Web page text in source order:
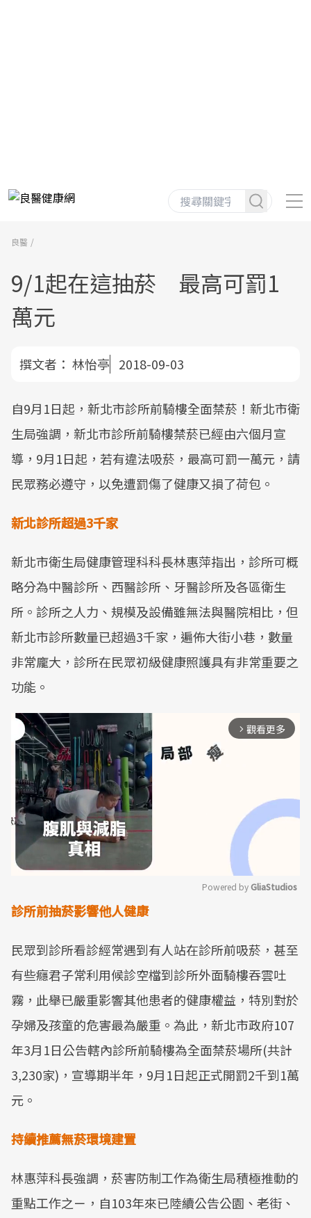
良醫
9/1起在這抽菸 最高可罰1
萬元
撰文者： 林怡亭 2018-09-03
自9月1日起，新北市診所前騎樓全面禁菸！新北市衛
生局強調，新北市診所前騎樓禁菸已經由六個月宣
導，9月1日起，若有違法吸菸，最高可罰一萬元，請
民眾務必遵守，以免遭罰傷了健康又損了荷包。
新北診所超過3千家
新北市衛生局健康管理科科長林惠萍指出，診所可概
略分為中醫診所、西醫診所、牙醫診所及各區衛生
所。診所之人力、規模及設備雖無法與醫院相比，但
新北市診所數量已超過3千家，遍佈大街小巷，數量
非常龐大，診所在民眾初級健康照護具有非常重要之
功能。
arrow_forward_ios 觀看更多
Powered by GliaStudios
診所前抽菸影響他人健康
民眾到診所看診經常遇到有人站在診所前吸菸，甚至
有些癮君子常利用候診空檔到診所外面騎樓吞雲吐
霧，此舉已嚴重影響其他患者的健康權益，特別對於
孕婦及孩童的危害最為嚴重。為此，新北市政府107
年3月1日公告轄內診所前騎樓為全面禁菸場所(共計
3,230家)，宣導期半年，9月1日起正式開罰2千到1萬
元。
持續推薦無菸環境建置
林惠萍科長強調，菸害防制工作為衛生局積極推動的
重點工作之ㄧ，自103年來已陸續公告公園、老街、